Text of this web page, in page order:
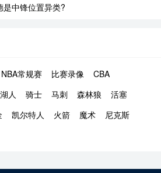
是中锋位置异类?
NBA常规赛 比赛录像
CBA
湖人 骑士 马刺 森林狼
活塞
凯尔特人 火箭 魔术
尼克斯